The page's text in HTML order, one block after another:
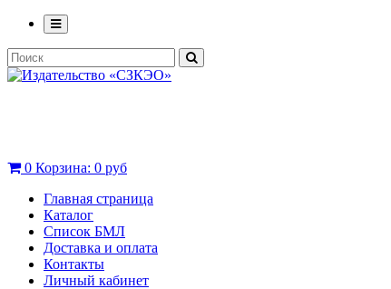
0 Корзина: 0 руб
Главная страница
Каталог
Список БМЛ
Доставка и оплата
Контакты
Личный кабинет